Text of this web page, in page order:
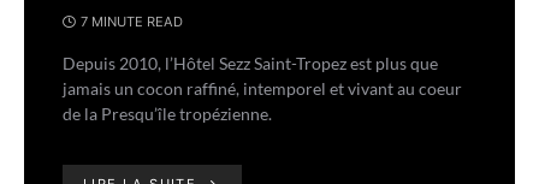
7 MINUTE READ
Depuis 2010, l’Hôtel Sezz Saint-Tropez est plus que
jamais un cocon raffiné, intemporel et vivant au coeur
de la Presqu’île tropézienne.